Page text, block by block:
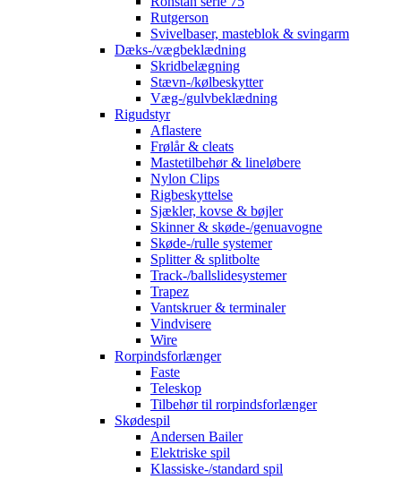
Rutgerson
Svivelbaser, masteblok & svingarm
Dæks-/vægbeklædning
Skridbelægning
Stævn-/kølbeskytter
Væg-/gulvbeklædning
Rigudstyr
Aflastere
Frølår & cleats
Mastetilbehør & lineløbere
Nylon Clips
Rigbeskyttelse
Sjækler, kovse & bøjler
Skinner & skøde-/genuavogne
Skøde-/rulle systemer
Splitter & splitbolte
Track-/ballslidesystemer
Trapez
Vantskruer & terminaler
Vindvisere
Wire
Rorpindsforlænger
Faste
Teleskop
Tilbehør til rorpindsforlænger
Skødespil
Andersen Bailer
Elektriske spil
Klassiske-/standard spil